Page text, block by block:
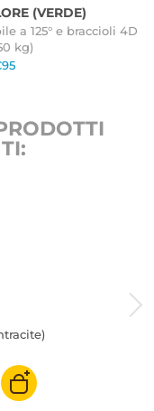
(VERDE)
a 125° e braccioli 4D
kg)